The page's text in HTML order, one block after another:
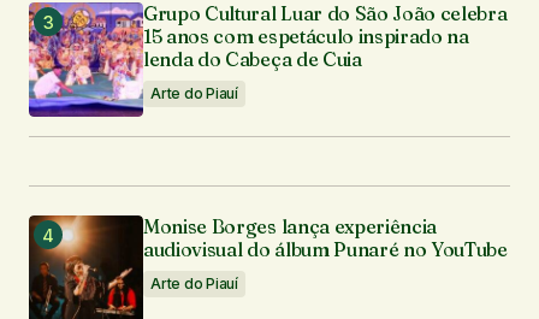
Grupo Cultural Luar do São João celebra
15 anos com espetáculo inspirado na
lenda do Cabeça de Cuia
Arte do Piauí
Monise Borges lança experiência
audiovisual do álbum Punaré no YouTube
Arte do Piauí